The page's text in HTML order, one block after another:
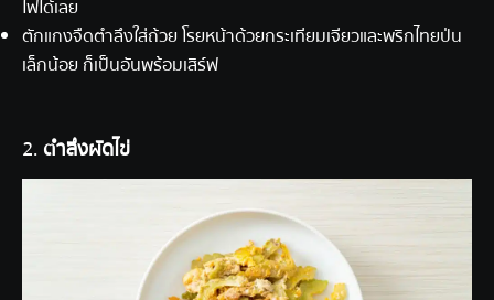
ไฟได้เลย
ตักแกงจืดตำลึงใส่ถ้วย โรยหน้าด้วยกระเทียมเจียวและพริกไทยป่น
เล็กน้อย ก็เป็นอันพร้อมเสิร์ฟ
2. ตำลึงผัดไข่